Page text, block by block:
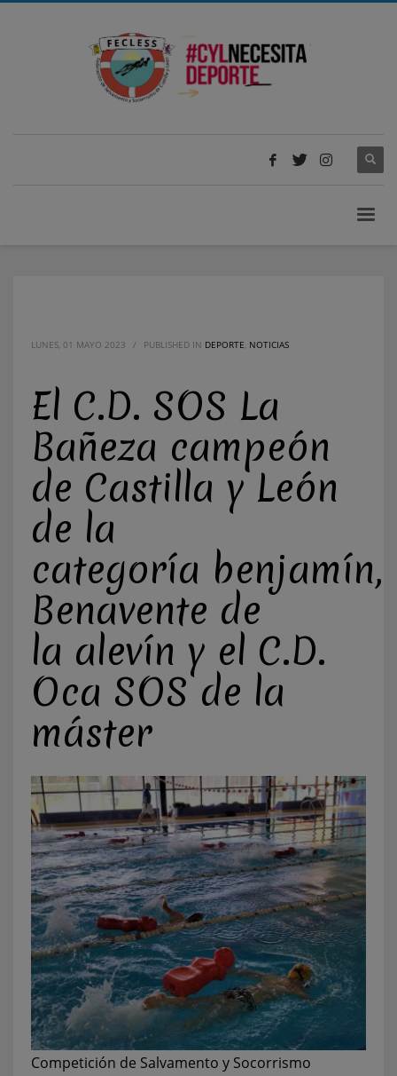
LUNES, 01 MAYO 2023 / PUBLISHED IN DEPORTE NOTICIAS
El C.D. SOS La
Bañeza campeón
de Castilla y León
de la
categoría benjamín,
Benavente de
la alevín y el C.D.
Oca SOS de la
máster
Competición de Salvamento y Socorrismo